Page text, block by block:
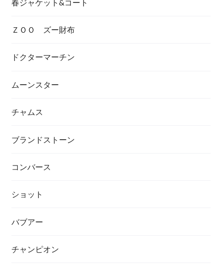
春ジャケット&コート
ＺＯＯ ズー財布
ドクターマーチン
ムーンスター
チャムス
ブランドストーン
コンバース
ショット
バブアー
チャンピオン